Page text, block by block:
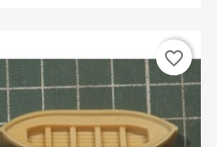
favorite_border